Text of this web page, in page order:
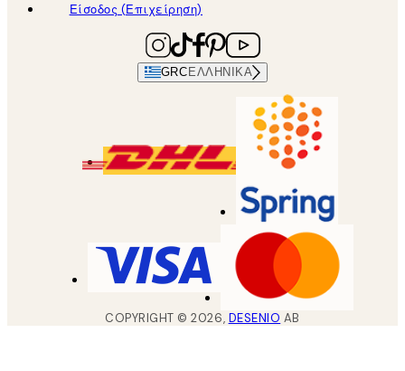
Είσοδος (Επιχείρηση)
GRC ΕΛΛΗΝΙΚΆ
COPYRIGHT ©2026, DESENIO AB